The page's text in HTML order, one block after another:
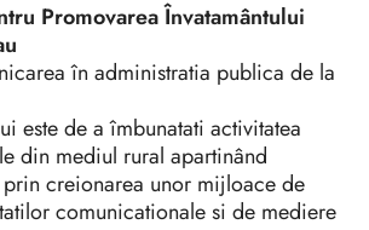
Promovarea Învatamântului
în administratia publica de la
este de a îmbunatati activitatea
din mediul rural apartinând
creionarea unor mijloace de
comunicationale si de mediere